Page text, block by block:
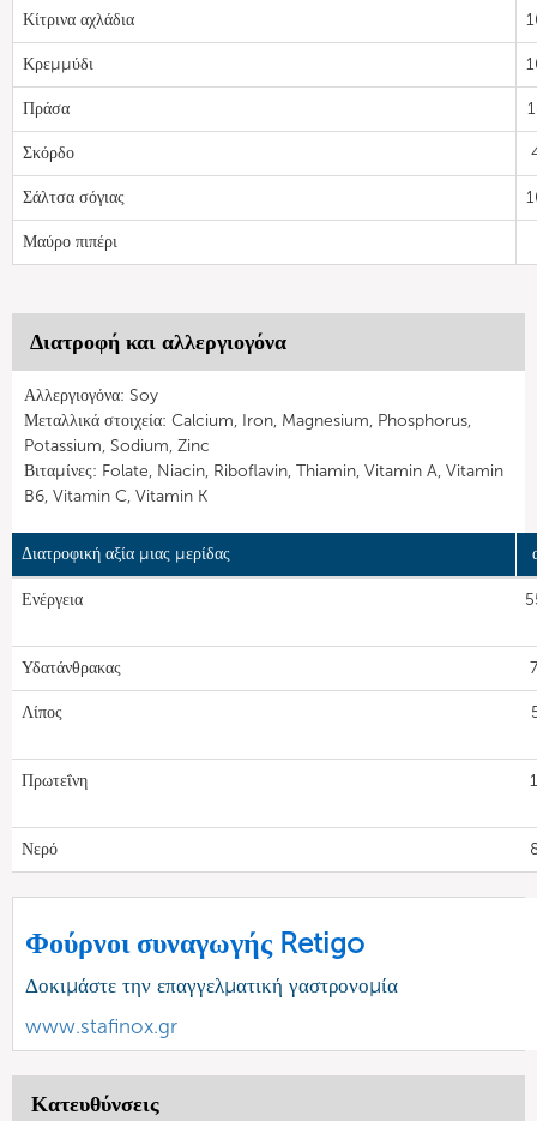
Κίτρινα αχλάδια
Κρεμμύδι
Πράσα
Σκόρδο
Σάλτσα σόγιας
Μαύρο πιπέρι
Διατροφή και αλλεργιογόνα
Αλλεργιογόνα: Soy
Μεταλλικά στοιχεία: Calcium, Iron, Magnesium, Phosphorus,
Potassium, Sodium, Zinc
Βιταμίνες: Folate, Niacin, Riboflavin, Thiamin, Vitamin A, Vitamin
B6, Vitamin C, Vitamin K
Διατροφική αξία μιας μερίδας
Ενέργεια
Υδατάνθρακας
Λίπος
Πρωτεΐνη
Νερό
Φούρνοι συναγωγής Retigo
Δοκιμάστε την επαγγελματική γαστρονομία
www.stafinox.gr
Κατευθύνσεις